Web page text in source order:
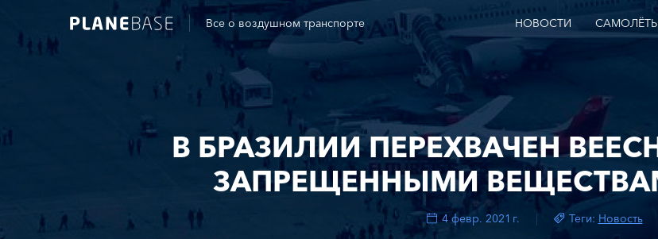
Все о воздушном транспорте НОВОСТИ
В БРАЗИЛИИ ПЕРЕХВАЧЕН
ЗАПРЕЩЕННЫМИ
4 февр. 2021 г. Теги: Новость